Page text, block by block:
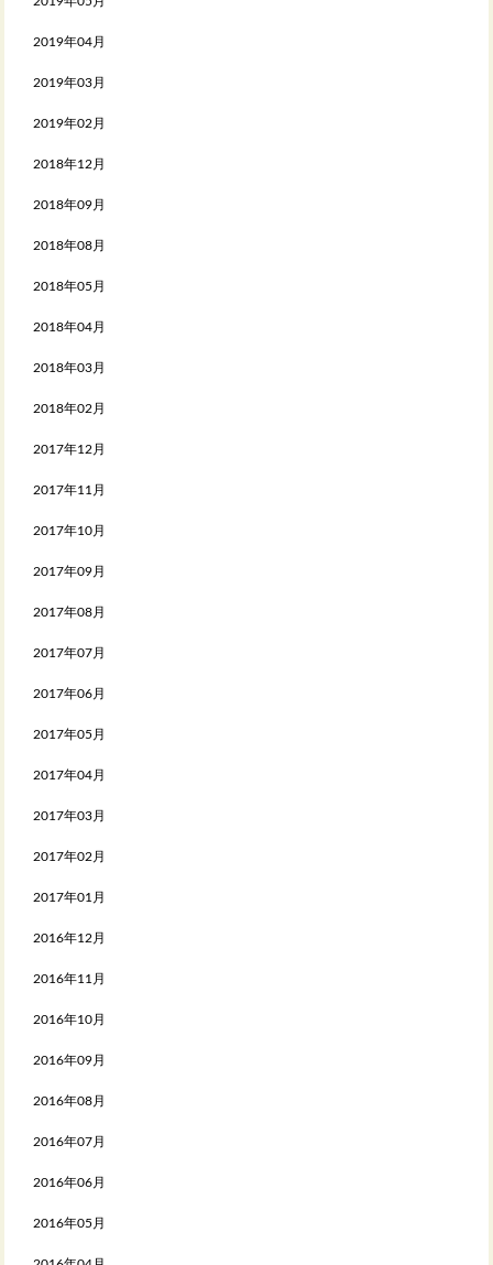
2019年04月
2019年03月
2019年02月
2018年12月
2018年09月
2018年08月
2018年05月
2018年04月
2018年03月
2018年02月
2017年12月
2017年11月
2017年10月
2017年09月
2017年08月
2017年07月
2017年06月
2017年05月
2017年04月
2017年03月
2017年02月
2017年01月
2016年12月
2016年11月
2016年10月
2016年09月
2016年08月
2016年07月
2016年06月
2016年05月